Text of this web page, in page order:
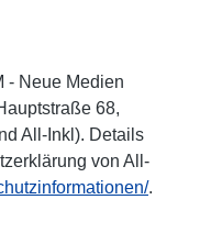
- Neue Medien
68,
All-Inkl). Details
von All-
.